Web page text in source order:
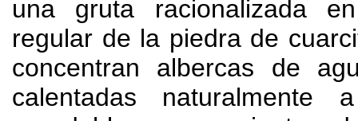
una gruta racionalizada
regular de la piedra de
concentran albercas de
calentadas naturalmente